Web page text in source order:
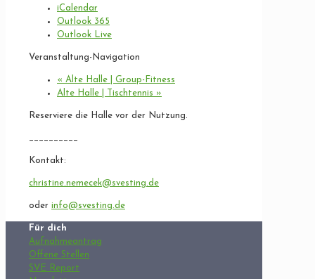
iCalendar
Outlook 365
Outlook Live
Veranstaltung-Navigation
« Alte Halle | Group-Fitness
Alte Halle | Tischtennis »
Reserviere die Halle vor der Nutzung.
__________
Kontakt:
christine.nemecek@svesting.de
oder info@svesting.de
Für dich
Aufnahmeantrag
Offene Stellen
SVE Report